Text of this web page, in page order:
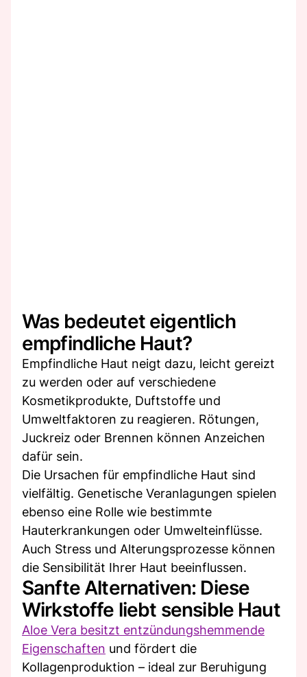
Was bedeutet eigentlich
empfindliche Haut?
Empfindliche Haut neigt dazu, leicht gereizt
zu werden oder auf verschiedene
Kosmetikprodukte, Duftstoffe und
Umweltfaktoren zu reagieren. Rötungen,
Juckreiz oder Brennen können Anzeichen
dafür sein.
Die Ursachen für empfindliche Haut sind
vielfältig. Genetische Veranlagungen spielen
ebenso eine Rolle wie bestimmte
Hauterkrankungen oder Umwelteinflüsse.
Auch Stress und Alterungsprozesse können
die Sensibilität Ihrer Haut beeinflussen.
Sanfte Alternativen: Diese
Wirkstoffe liebt sensible Haut
Aloe Vera besitzt entzündungshemmende
Eigenschaften und fördert die
Kollagenproduktion – ideal zur Beruhigung